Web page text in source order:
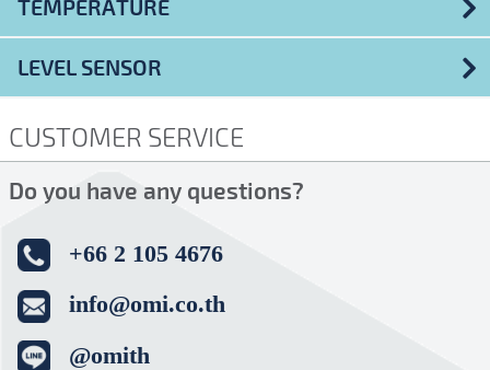
TEMPERATURE
LEVEL SENSOR
CUSTOMER SERVICE
Do you have any questions?
+66 2 105 4676
info@omi.co.th
@omith